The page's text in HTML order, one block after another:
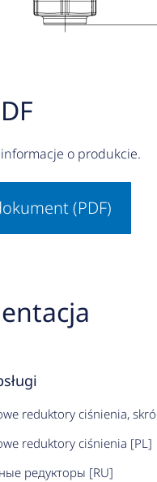
o produkcie.
(PDF)
reduktory ciśnienia,
reduktory ciśnienia [PL]
редукторы [RU]